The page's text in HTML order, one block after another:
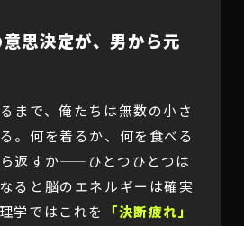
思決定が、男から元
まで、俺たちは無数の小さ
。何を着るか、何を食べる
返すか——ひとつひとつは
ると脳のエネルギーは確実
学ではこれを
「決断疲れ」